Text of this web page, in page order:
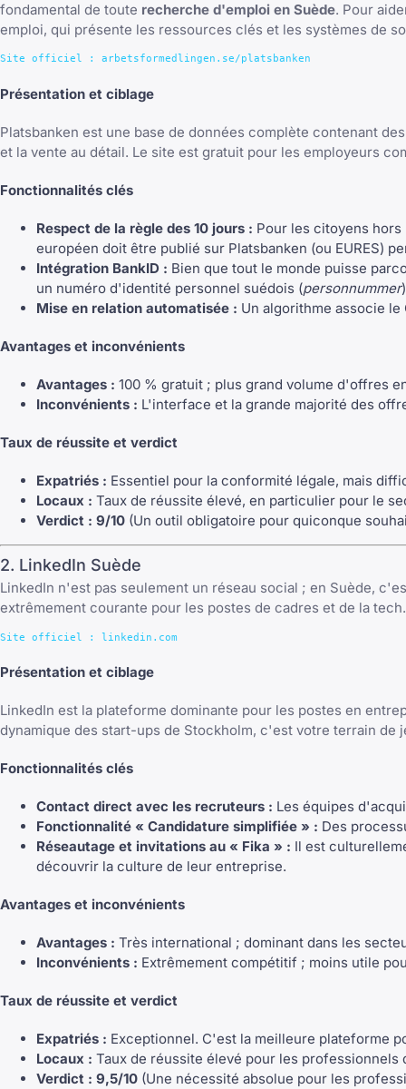
fondamental de toute recherche d'emploi en Suède. Pour
emploi, qui présente les ressources clés et les systèmes de
Présentation et ciblage
Platsbanken est une base de données complète contenant
et la vente au détail. Le site est gratuit pour les employeurs
Fonctionnalités clés
Respect de la règle des 10 jours : Pour les citoyens
européen doit être publié sur Platsbanken (ou EURES)
Intégration BankID : Bien que tout le monde puisse
un numéro d'identité personnel suédois (personnummer
Mise en relation automatisée : Un algorithme associe
Avantages et inconvénients
Avantages : 100 % gratuit ; plus grand volume d'offres
Inconvénients : L'interface et la grande majorité des
Taux de réussite et verdict
Expatriés : Essentiel pour la conformité légale, mais
Locaux : Taux de réussite élevé, en particulier pour le
Verdict : 9/10 (Un outil obligatoire pour quiconque
2. LinkedIn Suède
LinkedIn n'est pas seulement un réseau social ; en Suède,
extrêmement courante pour les postes de cadres et de la tech.
Présentation et ciblage
LinkedIn est la plateforme dominante pour les postes en
dynamique des start-ups de Stockholm, c'est votre terrain de
Fonctionnalités clés
Contact direct avec les recruteurs : Les équipes
Fonctionnalité « Candidature simplifiée » : Des
Réseautage et invitations au « Fika » : Il est
découvrir la culture de leur entreprise.
Avantages et inconvénients
Avantages : Très international ; dominant dans les
Inconvénients : Extrêmement compétitif ; moins utile
Taux de réussite et verdict
Expatriés : Exceptionnel. C'est la meilleure plateforme
Locaux : Taux de réussite élevé pour les professionnels
Verdict : 9,5/10 (Une nécessité absolue pour les